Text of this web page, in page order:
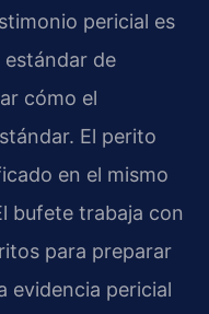
pericial es
estándar de
cómo el
El perito
en el mismo
bufete trabaja con
para preparar
evidencia pericial